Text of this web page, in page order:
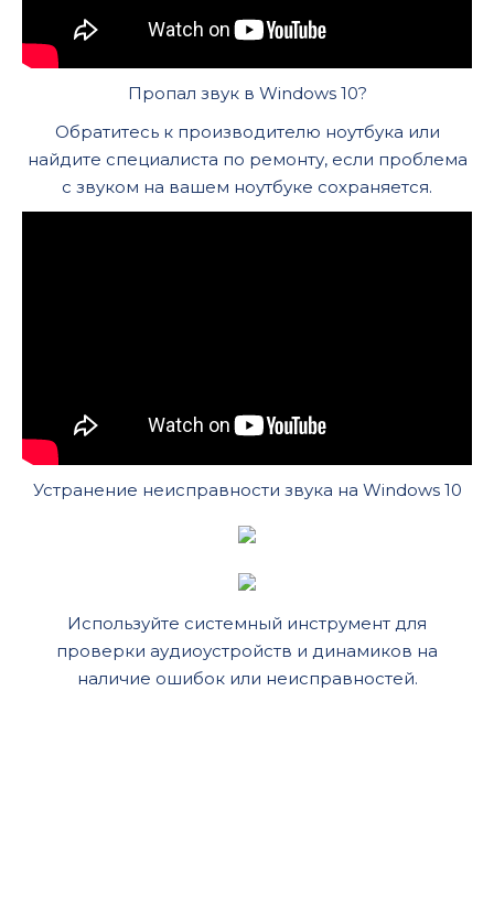
Пропал звук в Windows 10?
Обратитесь к производителю ноутбука или
найдите специалиста по ремонту, если проблема
с звуком на вашем ноутбуке сохраняется.
Устранение неисправности звука на Windows 10
Используйте системный инструмент для
проверки аудиоустройств и динамиков на
наличие ошибок или неисправностей.